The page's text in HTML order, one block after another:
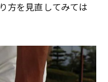
方を見直してみては